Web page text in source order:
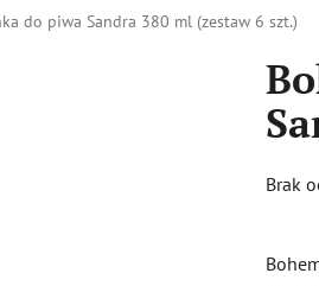
do piwa Sandra 380 ml (zestaw 6 szt.)
Brak